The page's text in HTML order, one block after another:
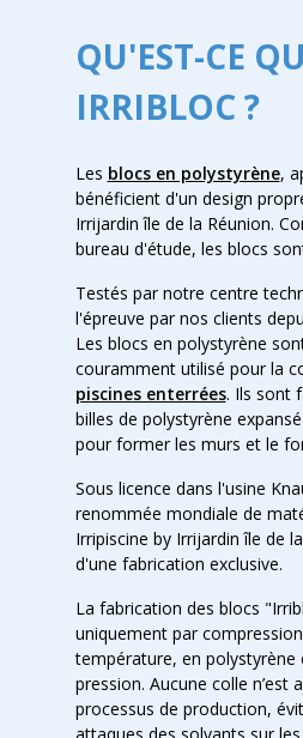
QU'EST-CE
IRRIBLOC ?
Les blocs en polystyrène,
bénéficient d'un design
Irrijardin île de la Réunion.
bureau d'étude, les blocs
Testés par notre centre
l'épreuve par nos clients
Les blocs en polystyrène
couramment utilisé pour la
piscines enterrées. Ils sont
billes de polystyrène
pour former les murs et le
Sous licence dans l'usine
renommée mondiale de
Irripiscine by Irrijardin île de
d'une fabrication exclusive.
La fabrication des blocs
uniquement par
température, en polystyrène
pression. Aucune colle n’est
processus de production,